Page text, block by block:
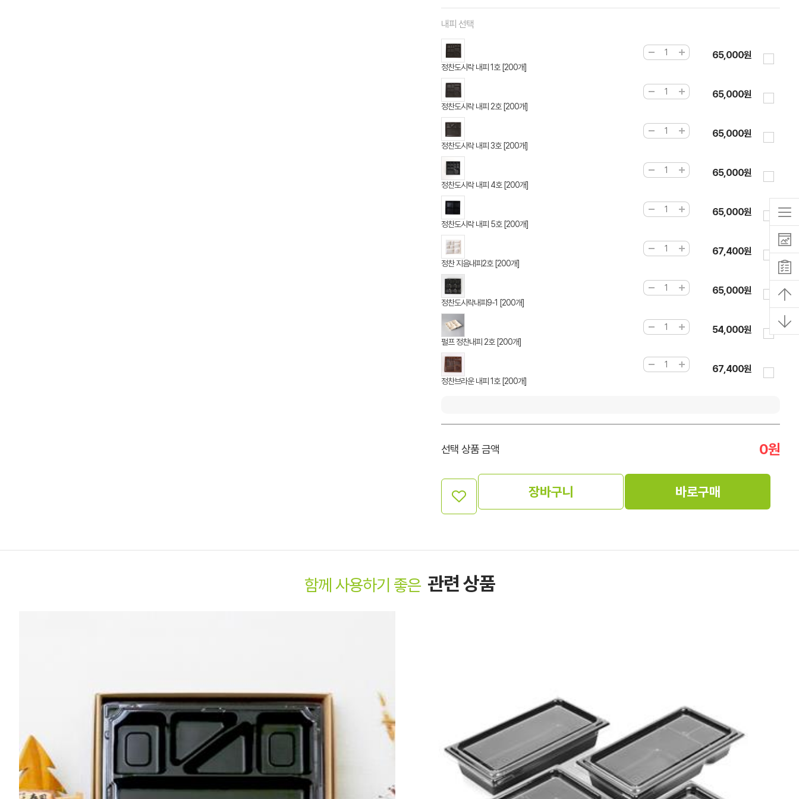
내피 선택
정찬도시락 내피 1호 [200개]
65,000원
정찬도시락 내피 2호 [200개]
65,000원
정찬도시락 내피 3호 [200개]
65,000원
정찬도시락 내피 4호 [200개]
65,000원
정찬도시락 내피 5호 [200개]
65,000원
정찬 지음내피2호 [200개]
67,400원
정찬도시락내피9-1 [200개]
65,000원
펄프 정찬내피 2호 [200개]
54,000원
정찬브라운 내피 1호 [200개]
67,400원
선택 상품 금액 0원
장바구니 바로구매
함께 사용하기 좋은 관련 상품